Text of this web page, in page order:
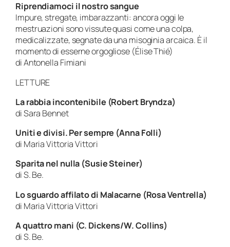
Riprendiamoci il nostro sangue
Impure, stregate, imbarazzanti: ancora oggi le
mestruazioni sono vissute quasi come una colpa,
medicalizzate, segnate da una misoginia arcaica. È il
momento di esserne orgogliose (Élise Thié)
di Antonella Fimiani
LETTURE
La rabbia incontenibile (Robert Bryndza)
di Sara Bennet
Uniti e divisi. Per sempre (Anna Folli)
di Maria Vittoria Vittori
Sparita nel nulla (Susie Steiner)
di S. Be.
Lo sguardo affilato di Malacarne (Rosa Ventrella)
di Maria Vittoria Vittori
A quattro mani (C. Dickens/W. Collins)
di S. Be.